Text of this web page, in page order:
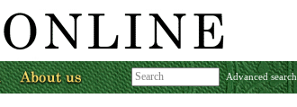
Advanced search